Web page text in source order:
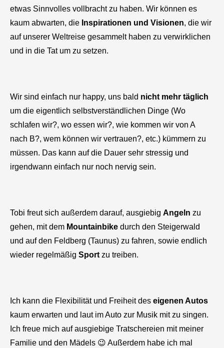
etwas Sinnvolles vollbracht zu haben. Wir können es
kaum abwarten, die Inspirationen und Visionen, die wir
auf unserer Weltreise gesammelt haben zu verwirklichen
und in die Tat um zu setzen.
Wir sind einfach nur happy, uns bald nicht mehr täglich
um die eigentlich selbstverständlichen Dinge (Wo
schlafen wir?, wo essen wir?, wie kommen wir von A
nach B?, wem können wir vertrauen?, etc.) kümmern zu
müssen. Das kann auf die Dauer sehr stressig und
irgendwann einfach nur noch nervig sein.
Tobi freut sich außerdem darauf, ausgiebig Angeln zu
gehen, mit dem Mountainbike durch den Steigerwald
und auf den Feldberg (Taunus) zu fahren, sowie endlich
wieder regelmäßig Sport zu treiben.
Ich kann die Flexibilität und Freiheit des eigenen Autos
kaum erwarten und laut im Auto zur Musik mit zu singen.
Ich freue mich auf ausgiebige Tratschereien mit meiner
Familie und den Mädels 😉 Außerdem habe ich mal